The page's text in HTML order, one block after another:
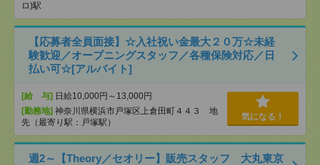
ロ)駅
【応募者全員面接】☆入社祝い金最大２０万☆未経
験歓迎／オープニングスタッフ／各種保険対応／日
払い可☆[アルバイト]
[給 与] 日給10,000円～13,000円
[勤務地] 神奈川県横浜市戸塚区上倉田町４４３ 地
先（最寄り駅：戸塚駅）
気になる！
週2～【Theory／セオリー】販売スタッフ 大丸東京